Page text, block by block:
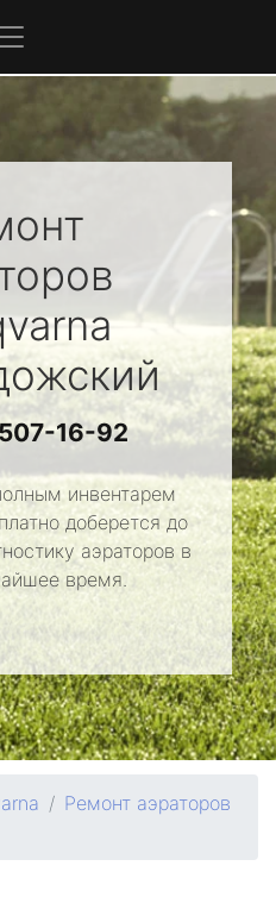
16-92
инвентарем
доберется до
аэраторов в
время.
Ремонт аэраторов